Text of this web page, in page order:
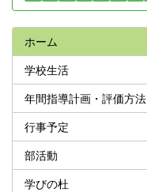
ホーム
学校生活
年間指導計画・評価方法
行事予定
部活動
学びの杜